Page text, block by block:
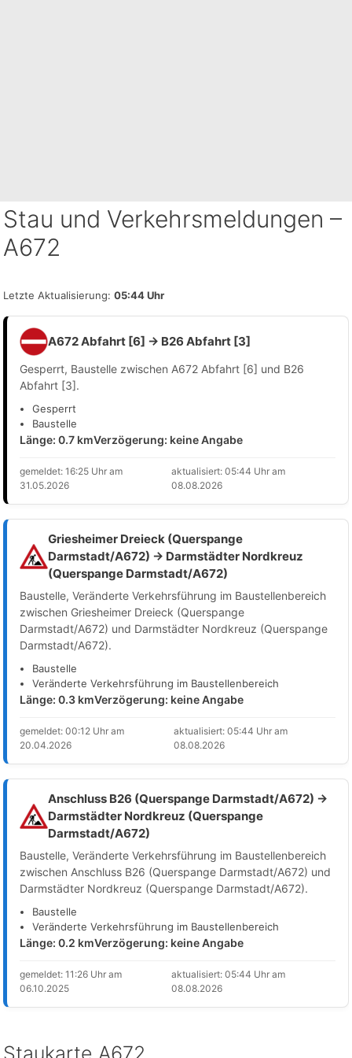
Stau und Verkehrsmeldungen –
A672
Letzte Aktualisierung: 05:44 Uhr
A672 Abfahrt [6] → B26 Abfahrt [3]
Gesperrt, Baustelle zwischen A672 Abfahrt [6] und B26
Abfahrt [3].
Gesperrt
Baustelle
Länge: 0.7 kmVerzögerung: keine Angabe
gemeldet: 16:25 Uhr am
31.05.2026
aktualisiert: 05:44 Uhr am
08.08.2026
Griesheimer Dreieck (Querspange
Darmstadt/A672) → Darmstädter Nordkreuz
(Querspange Darmstadt/A672)
Baustelle, Veränderte Verkehrsführung im Baustellenbereich
zwischen Griesheimer Dreieck (Querspange
Darmstadt/A672) und Darmstädter Nordkreuz (Querspange
Darmstadt/A672).
Baustelle
Veränderte Verkehrsführung im Baustellenbereich
Länge: 0.3 kmVerzögerung: keine Angabe
gemeldet: 00:12 Uhr am
20.04.2026
aktualisiert: 05:44 Uhr am
08.08.2026
Anschluss B26 (Querspange Darmstadt/A672) →
Darmstädter Nordkreuz (Querspange
Darmstadt/A672)
Baustelle, Veränderte Verkehrsführung im Baustellenbereich
zwischen Anschluss B26 (Querspange Darmstadt/A672) und
Darmstädter Nordkreuz (Querspange Darmstadt/A672).
Baustelle
Veränderte Verkehrsführung im Baustellenbereich
Länge: 0.2 kmVerzögerung: keine Angabe
gemeldet: 11:26 Uhr am
06.10.2025
aktualisiert: 05:44 Uhr am
08.08.2026